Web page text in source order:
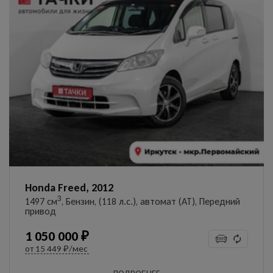
Honda Freed, 2012
1497 см3, Бензин, (118 л.с.), автомат (AT), Передний
привод
1 050 000 ₽
от 15 449 ₽/мес